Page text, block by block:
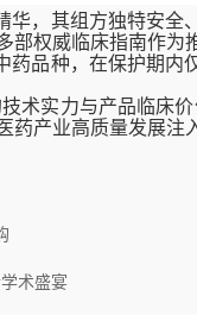
，其组方独特安
权威临床指南作为
品种，在保护期
术实力与产品临床
产业高质量发展注
术盛宴